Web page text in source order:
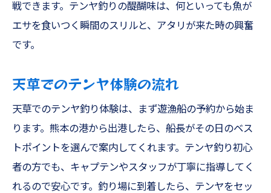
戦できます。テンヤ釣りの醍醐味は、何といっても魚が
エサを食いつく瞬間のスリルと、アタリが来た時の興奮
です。
天草でのテンヤ体験の流れ
天草でのテンヤ釣り体験は、まず遊漁船の予約から始ま
ります。熊本の港から出港したら、船長がその日のベス
トポイントを選んで案内してくれます。テンヤ釣り初心
者の方でも、キャプテンやスタッフが丁寧に指導してく
れるので安心です。釣り場に到着したら、テンヤをセッ